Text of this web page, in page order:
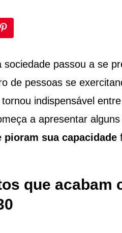
sociedade passou a se
de pessoas se
indispensável
a apresentar
pioram sua capacidade
que acabam